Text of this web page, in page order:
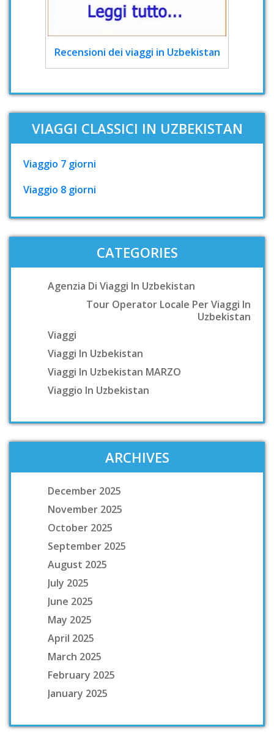
Recensioni dei viaggi in Uzbekistan
VIAGGI CLASSICI IN UZBEKISTAN
Viaggio 7 giorni
Viaggio 8 giorni
CATEGORIES
Agenzia Di Viaggi In Uzbekistan
Tour Operator Locale Per Viaggi In
Uzbekistan
Viaggi
Viaggi In Uzbekistan
Viaggi In Uzbekistan MARZO
Viaggio In Uzbekistan
ARCHIVES
December 2025
November 2025
October 2025
September 2025
August 2025
July 2025
June 2025
May 2025
April 2025
March 2025
February 2025
January 2025